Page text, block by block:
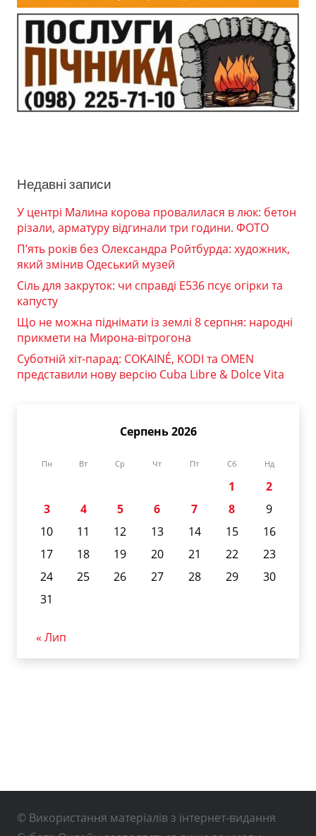
Недавні записи
У центрі Малина корова провалилася в люк: бетон
різали, арматуру відгинали три години. ФОТО
П’ять років без Олександра Ройтбурда: художник,
який змінив Одеський музей
Сіль для закруток: чи справді Е536 псує огірки та
капусту
Що не можна піднімати із землі 8 серпня: народні
прикмети на Мирона-вітрогона
Суботній хіт-парад: COKAINÉ, KODI та OMEN
представили нову версію Cuba Libre & Dolce Vita
Серпень 2026
Пн Вт Ср Чт Пт Сб Нд
1
2
3
4 5 6 7 8
9
10
11 12 13 14 15
16
17
18 19 20 21 22
23
24
25 26 27 28 29
30
31
« Лип
© Використання матеріалів з інтернет-видання